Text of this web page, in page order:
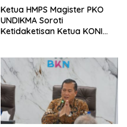
Ketua HMPS Magister PKO
UNDIKMA Soroti
Ketidaketisan Ketua KONI
Arena Kepentingan Sesaat